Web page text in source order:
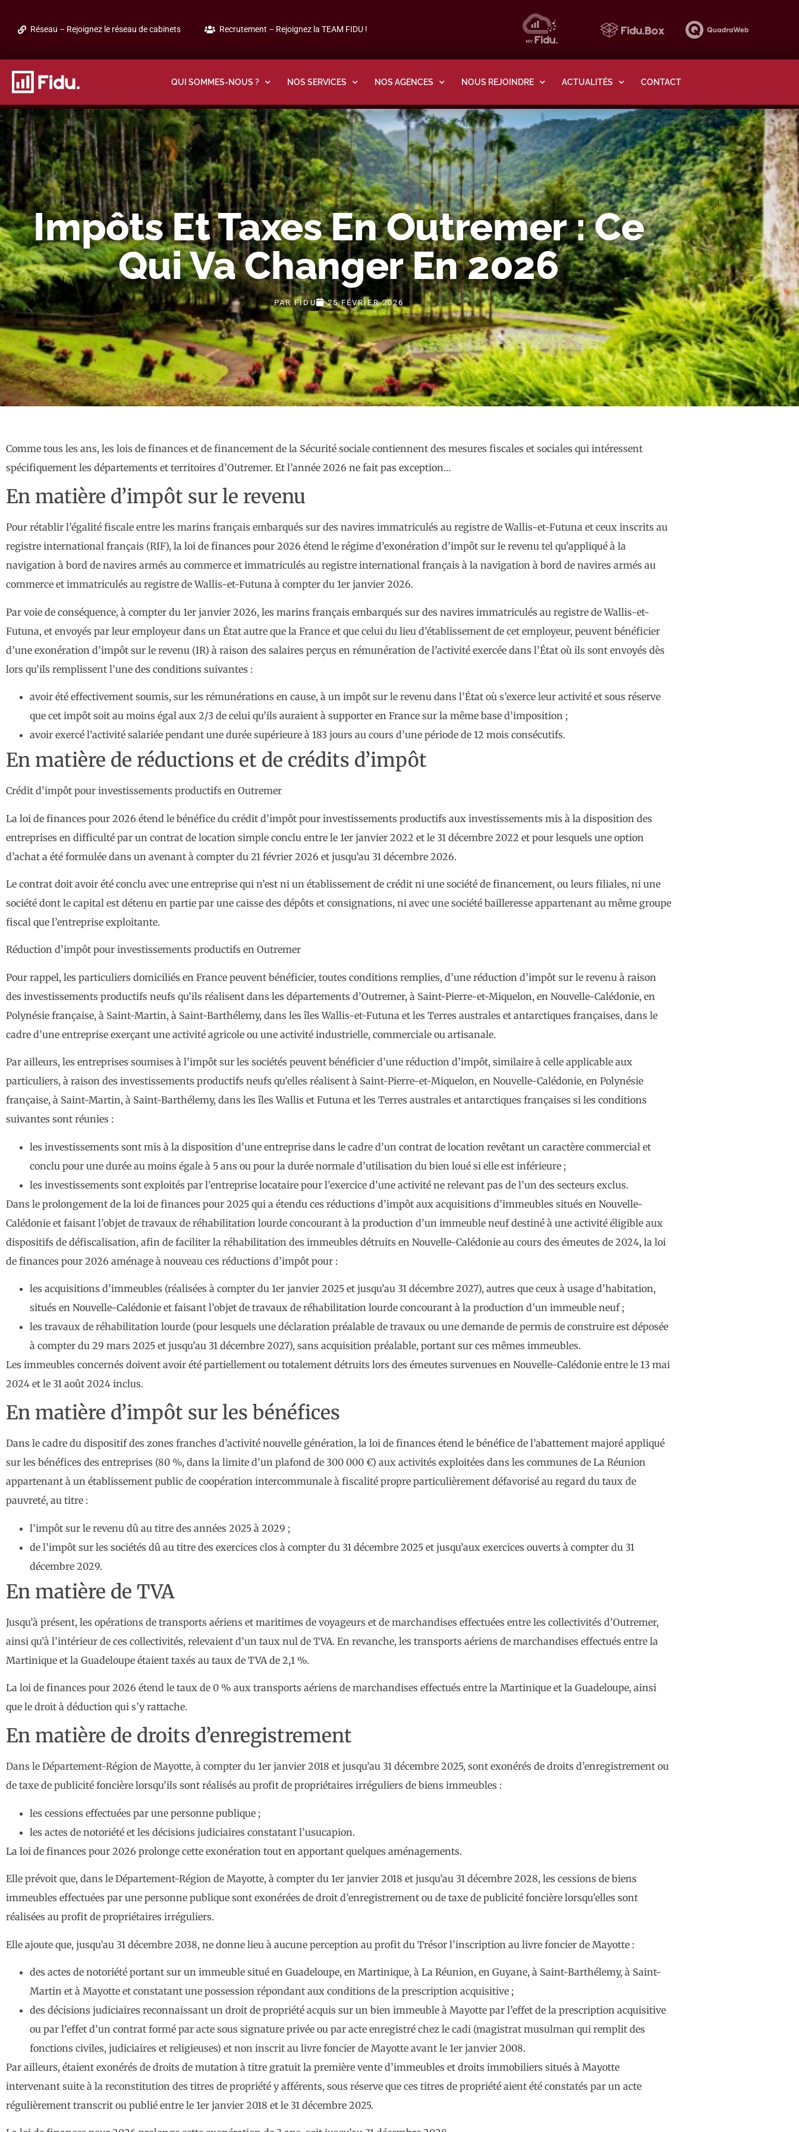
Réseau – Rejoignez le réseau de cabinets Recrutement – Rejoignez la TEAM FIDU !
QUI SOMMES-NOUS ? NOS SERVICES NOS AGENCES NOUS REJOINDRE ACTUALITÉS CONTACT
Impôts Et Taxes En Outremer : Ce
Qui Va Changer En 2026
PAR FIDU 25 FÉVRIER 2026
Comme tous les ans, les lois de finances et de financement de la Sécurité sociale contiennent des mesures fiscales et sociales qui intéressent
spécifiquement les départements et territoires d’Outremer. Et l’année 2026 ne fait pas exception…
En matière d’impôt sur le revenu
Pour rétablir l’égalité fiscale entre les marins français embarqués sur des navires immatriculés au registre de Wallis-et-Futuna et ceux inscrits au
registre international français (RIF), la loi de finances pour 2026 étend le régime d’exonération d’impôt sur le revenu tel qu’appliqué à la
navigation à bord de navires armés au commerce et immatriculés au registre international français à la navigation à bord de navires armés au
commerce et immatriculés au registre de Wallis-et-Futuna à compter du 1er janvier 2026.
Par voie de conséquence, à compter du 1er janvier 2026, les marins français embarqués sur des navires immatriculés au registre de Wallis-et-
Futuna, et envoyés par leur employeur dans un État autre que la France et que celui du lieu d’établissement de cet employeur, peuvent bénéficier
d’une exonération d’impôt sur le revenu (IR) à raison des salaires perçus en rémunération de l’activité exercée dans l’État où ils sont envoyés dès
lors qu’ils remplissent l’une des conditions suivantes :
avoir été effectivement soumis, sur les rémunérations en cause, à un impôt sur le revenu dans l’État où s’exerce leur activité et sous réserve
que cet impôt soit au moins égal aux 2/3 de celui qu’ils auraient à supporter en France sur la même base d’imposition ;
avoir exercé l’activité salariée pendant une durée supérieure à 183 jours au cours d’une période de 12 mois consécutifs.
En matière de réductions et de crédits d’impôt
Crédit d’impôt pour investissements productifs en Outremer
La loi de finances pour 2026 étend le bénéfice du crédit d’impôt pour investissements productifs aux investissements mis à la disposition des
entreprises en difficulté par un contrat de location simple conclu entre le 1er janvier 2022 et le 31 décembre 2022 et pour lesquels une option
d’achat a été formulée dans un avenant à compter du 21 février 2026 et jusqu’au 31 décembre 2026.
Le contrat doit avoir été conclu avec une entreprise qui n’est ni un établissement de crédit ni une société de financement, ou leurs filiales, ni une
société dont le capital est détenu en partie par une caisse des dépôts et consignations, ni avec une société bailleresse appartenant au même groupe
fiscal que l’entreprise exploitante.
Réduction d’impôt pour investissements productifs en Outremer
Pour rappel, les particuliers domiciliés en France peuvent bénéficier, toutes conditions remplies, d’une réduction d’impôt sur le revenu à raison
des investissements productifs neufs qu’ils réalisent dans les départements d’Outremer, à Saint-Pierre-et-Miquelon, en Nouvelle-Calédonie, en
Polynésie française, à Saint-Martin, à Saint-Barthélemy, dans les îles Wallis-et-Futuna et les Terres australes et antarctiques françaises, dans le
cadre d’une entreprise exerçant une activité agricole ou une activité industrielle, commerciale ou artisanale.
Par ailleurs, les entreprises soumises à l’impôt sur les sociétés peuvent bénéficier d’une réduction d’impôt, similaire à celle applicable aux
particuliers, à raison des investissements productifs neufs qu’elles réalisent à Saint-Pierre-et-Miquelon, en Nouvelle-Calédonie, en Polynésie
française, à Saint-Martin, à Saint-Barthélemy, dans les îles Wallis et Futuna et les Terres australes et antarctiques françaises si les conditions
suivantes sont réunies :
les investissements sont mis à la disposition d’une entreprise dans le cadre d’un contrat de location revêtant un caractère commercial et
conclu pour une durée au moins égale à 5 ans ou pour la durée normale d’utilisation du bien loué si elle est inférieure ;
les investissements sont exploités par l’entreprise locataire pour l’exercice d’une activité ne relevant pas de l’un des secteurs exclus.
Dans le prolongement de la loi de finances pour 2025 qui a étendu ces réductions d’impôt aux acquisitions d’immeubles situés en Nouvelle-
Calédonie et faisant l’objet de travaux de réhabilitation lourde concourant à la production d’un immeuble neuf destiné à une activité éligible aux
dispositifs de défiscalisation, afin de faciliter la réhabilitation des immeubles détruits en Nouvelle-Calédonie au cours des émeutes de 2024, la loi
de finances pour 2026 aménage à nouveau ces réductions d’impôt pour :
les acquisitions d’immeubles (réalisées à compter du 1er janvier 2025 et jusqu’au 31 décembre 2027), autres que ceux à usage d’habitation,
situés en Nouvelle-Calédonie et faisant l’objet de travaux de réhabilitation lourde concourant à la production d’un immeuble neuf ;
les travaux de réhabilitation lourde (pour lesquels une déclaration préalable de travaux ou une demande de permis de construire est déposée
à compter du 29 mars 2025 et jusqu’au 31 décembre 2027), sans acquisition préalable, portant sur ces mêmes immeubles.
Les immeubles concernés doivent avoir été partiellement ou totalement détruits lors des émeutes survenues en Nouvelle-Calédonie entre le 13 mai
2024 et le 31 août 2024 inclus.
En matière d’impôt sur les bénéfices
Dans le cadre du dispositif des zones franches d’activité nouvelle génération, la loi de finances étend le bénéfice de l’abattement majoré appliqué
sur les bénéfices des entreprises (80 %, dans la limite d’un plafond de 300 000 €) aux activités exploitées dans les communes de La Réunion
appartenant à un établissement public de coopération intercommunale à fiscalité propre particulièrement défavorisé au regard du taux de
pauvreté, au titre :
l’impôt sur le revenu dû au titre des années 2025 à 2029 ;
de l’impôt sur les sociétés dû au titre des exercices clos à compter du 31 décembre 2025 et jusqu’aux exercices ouverts à compter du 31
décembre 2029.
En matière de TVA
Jusqu’à présent, les opérations de transports aériens et maritimes de voyageurs et de marchandises effectuées entre les collectivités d’Outremer,
ainsi qu’à l’intérieur de ces collectivités, relevaient d’un taux nul de TVA. En revanche, les transports aériens de marchandises effectués entre la
Martinique et la Guadeloupe étaient taxés au taux de TVA de 2,1 %.
La loi de finances pour 2026 étend le taux de 0 % aux transports aériens de marchandises effectués entre la Martinique et la Guadeloupe, ainsi
que le droit à déduction qui s’y rattache.
En matière de droits d’enregistrement
Dans le Département-Région de Mayotte, à compter du 1er janvier 2018 et jusqu’au 31 décembre 2025, sont exonérés de droits d’enregistrement ou
de taxe de publicité foncière lorsqu’ils sont réalisés au profit de propriétaires irréguliers de biens immeubles :
les cessions effectuées par une personne publique ;
les actes de notoriété et les décisions judiciaires constatant l’usucapion.
La loi de finances pour 2026 prolonge cette exonération tout en apportant quelques aménagements.
Elle prévoit que, dans le Département-Région de Mayotte, à compter du 1er janvier 2018 et jusqu’au 31 décembre 2028, les cessions de biens
immeubles effectuées par une personne publique sont exonérées de droit d’enregistrement ou de taxe de publicité foncière lorsqu’elles sont
réalisées au profit de propriétaires irréguliers.
Elle ajoute que, jusqu’au 31 décembre 2038, ne donne lieu à aucune perception au profit du Trésor l’inscription au livre foncier de Mayotte :
des actes de notoriété portant sur un immeuble situé en Guadeloupe, en Martinique, à La Réunion, en Guyane, à Saint-Barthélemy, à Saint-
Martin et à Mayotte et constatant une possession répondant aux conditions de la prescription acquisitive ;
des décisions judiciaires reconnaissant un droit de propriété acquis sur un bien immeuble à Mayotte par l’effet de la prescription acquisitive
ou par l’effet d’un contrat formé par acte sous signature privée ou par acte enregistré chez le cadi (magistrat musulman qui remplit des
fonctions civiles, judiciaires et religieuses) et non inscrit au livre foncier de Mayotte avant le 1er janvier 2008.
Par ailleurs, étaient exonérés de droits de mutation à titre gratuit la première vente d’immeubles et droits immobiliers situés à Mayotte
intervenant suite à la reconstitution des titres de propriété y afférents, sous réserve que ces titres de propriété aient été constatés par un acte
régulièrement transcrit ou publié entre le 1er janvier 2018 et le 31 décembre 2025.